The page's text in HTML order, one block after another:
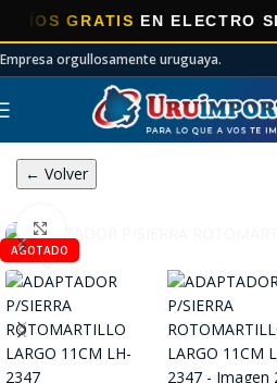
GRATISEN ELECTRO
Empresa orgullosamente uruguaya.
← Volver
AGOTADO